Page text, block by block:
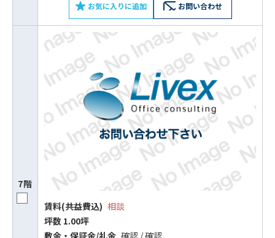
お気に入りに追加 お問い合わせ
7階
賃料(共益費込) 相談
坪数 1.00坪